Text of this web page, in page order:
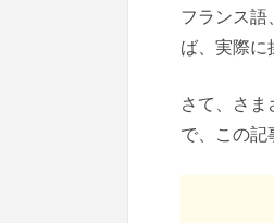
フランス
ば、実際に
さて、さ
で、この記